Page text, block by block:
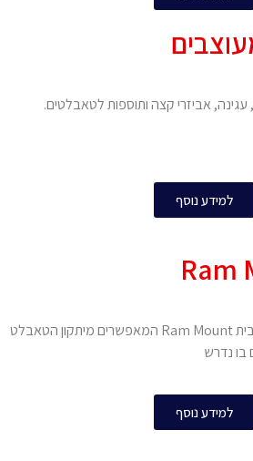
עגינה, אביזרי קצה ותוספות לטאבלטים.
למידע נוסף
מגוון פתרונות של אביזרים מבית Ram Mount המאפשרים מיתקון הטאבלט
בו נדרש
למידע נוסף